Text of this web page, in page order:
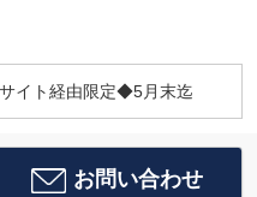
イト経由限定◆5月末迄
お問い合わせ